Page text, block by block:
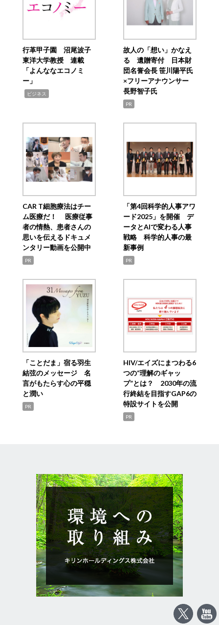
行革甲子園 沼尾波子
東洋大学教授 連載
「よんななエコノミ
ー」
ビジネス
故人の「想い」かなえ
る 遺贈寄付 日本財
団名誉会長 笹川陽平氏
×フリーアナウンサー
長野智子氏
PR
CAR T細胞療法はチー
ム医療だ！ 医療従事
者の情熱、患者さんの
思いを伝えるドキュメ
ンタリー動画を公開中
PR
「第4回科学的人事アワ
ード2025」を開催 デ
ータとAIで変わる人事
戦略 科学的人事の最
新事例
PR
「ことだま」宿る羽生
結弦のメッセージ 名
言がもたらす心の平穏
と潤い
PR
HIV/エイズにまつわる6
つの“理解のギャッ
プ”とは？ 2030年の流
行終結を目指すGAP6の
特設サイトを公開
PR